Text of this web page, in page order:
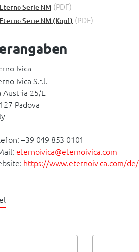
Serie NM (PDF)
Serie NM (Kopf) (PDF)
Ivica
Ivica S.r.l.
Austria 25/E
Padova
+39 049 853 0101
eternoivica@eternoivica.com
https://www.eternoivica.com/de/